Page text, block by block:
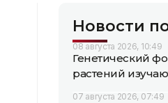
Новости
08 августа 2026, 10:49
Генетический
растений
07 августа 2026, 07:49